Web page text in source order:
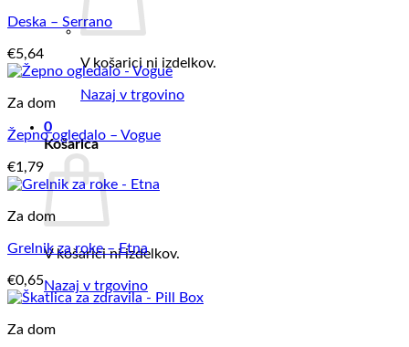
V košarici ni izdelkov.
Nazaj v trgovino
0
Košarica
V košarici ni izdelkov.
Nazaj v trgovino
Deska – Serrano
€5,64
Za dom
Žepno ogledalo – Vogue
€1,79
Za dom
Grelnik za roke – Etna
€0,65
Za dom